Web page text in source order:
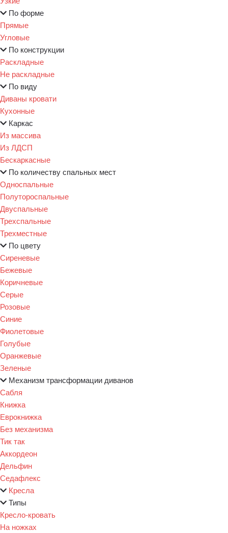
По форме
Прямые
Угловые
По конструкции
Раскладные
Не раскладные
По виду
Диваны кровати
Кухонные
Каркас
Из массива
Из ЛДСП
Бескаркасные
По количеству спальных мест
Односпальные
Полутороспальные
Двуспальные
Трехспальные
Трехместные
По цвету
Сиреневые
Бежевые
Коричневые
Серые
Розовые
Синие
Фиолетовые
Голубые
Оранжевые
Зеленые
Механизм трансформации диванов
Сабля
Книжка
Еврокнижка
Без механизма
Тик так
Аккордеон
Дельфин
Седафлекс
Кресла
Типы
Кресло-кровать
На ножках